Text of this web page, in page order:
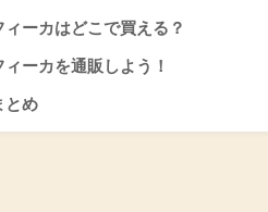
ィーカはどこで買える？
ィーカを通販しよう！
とめ